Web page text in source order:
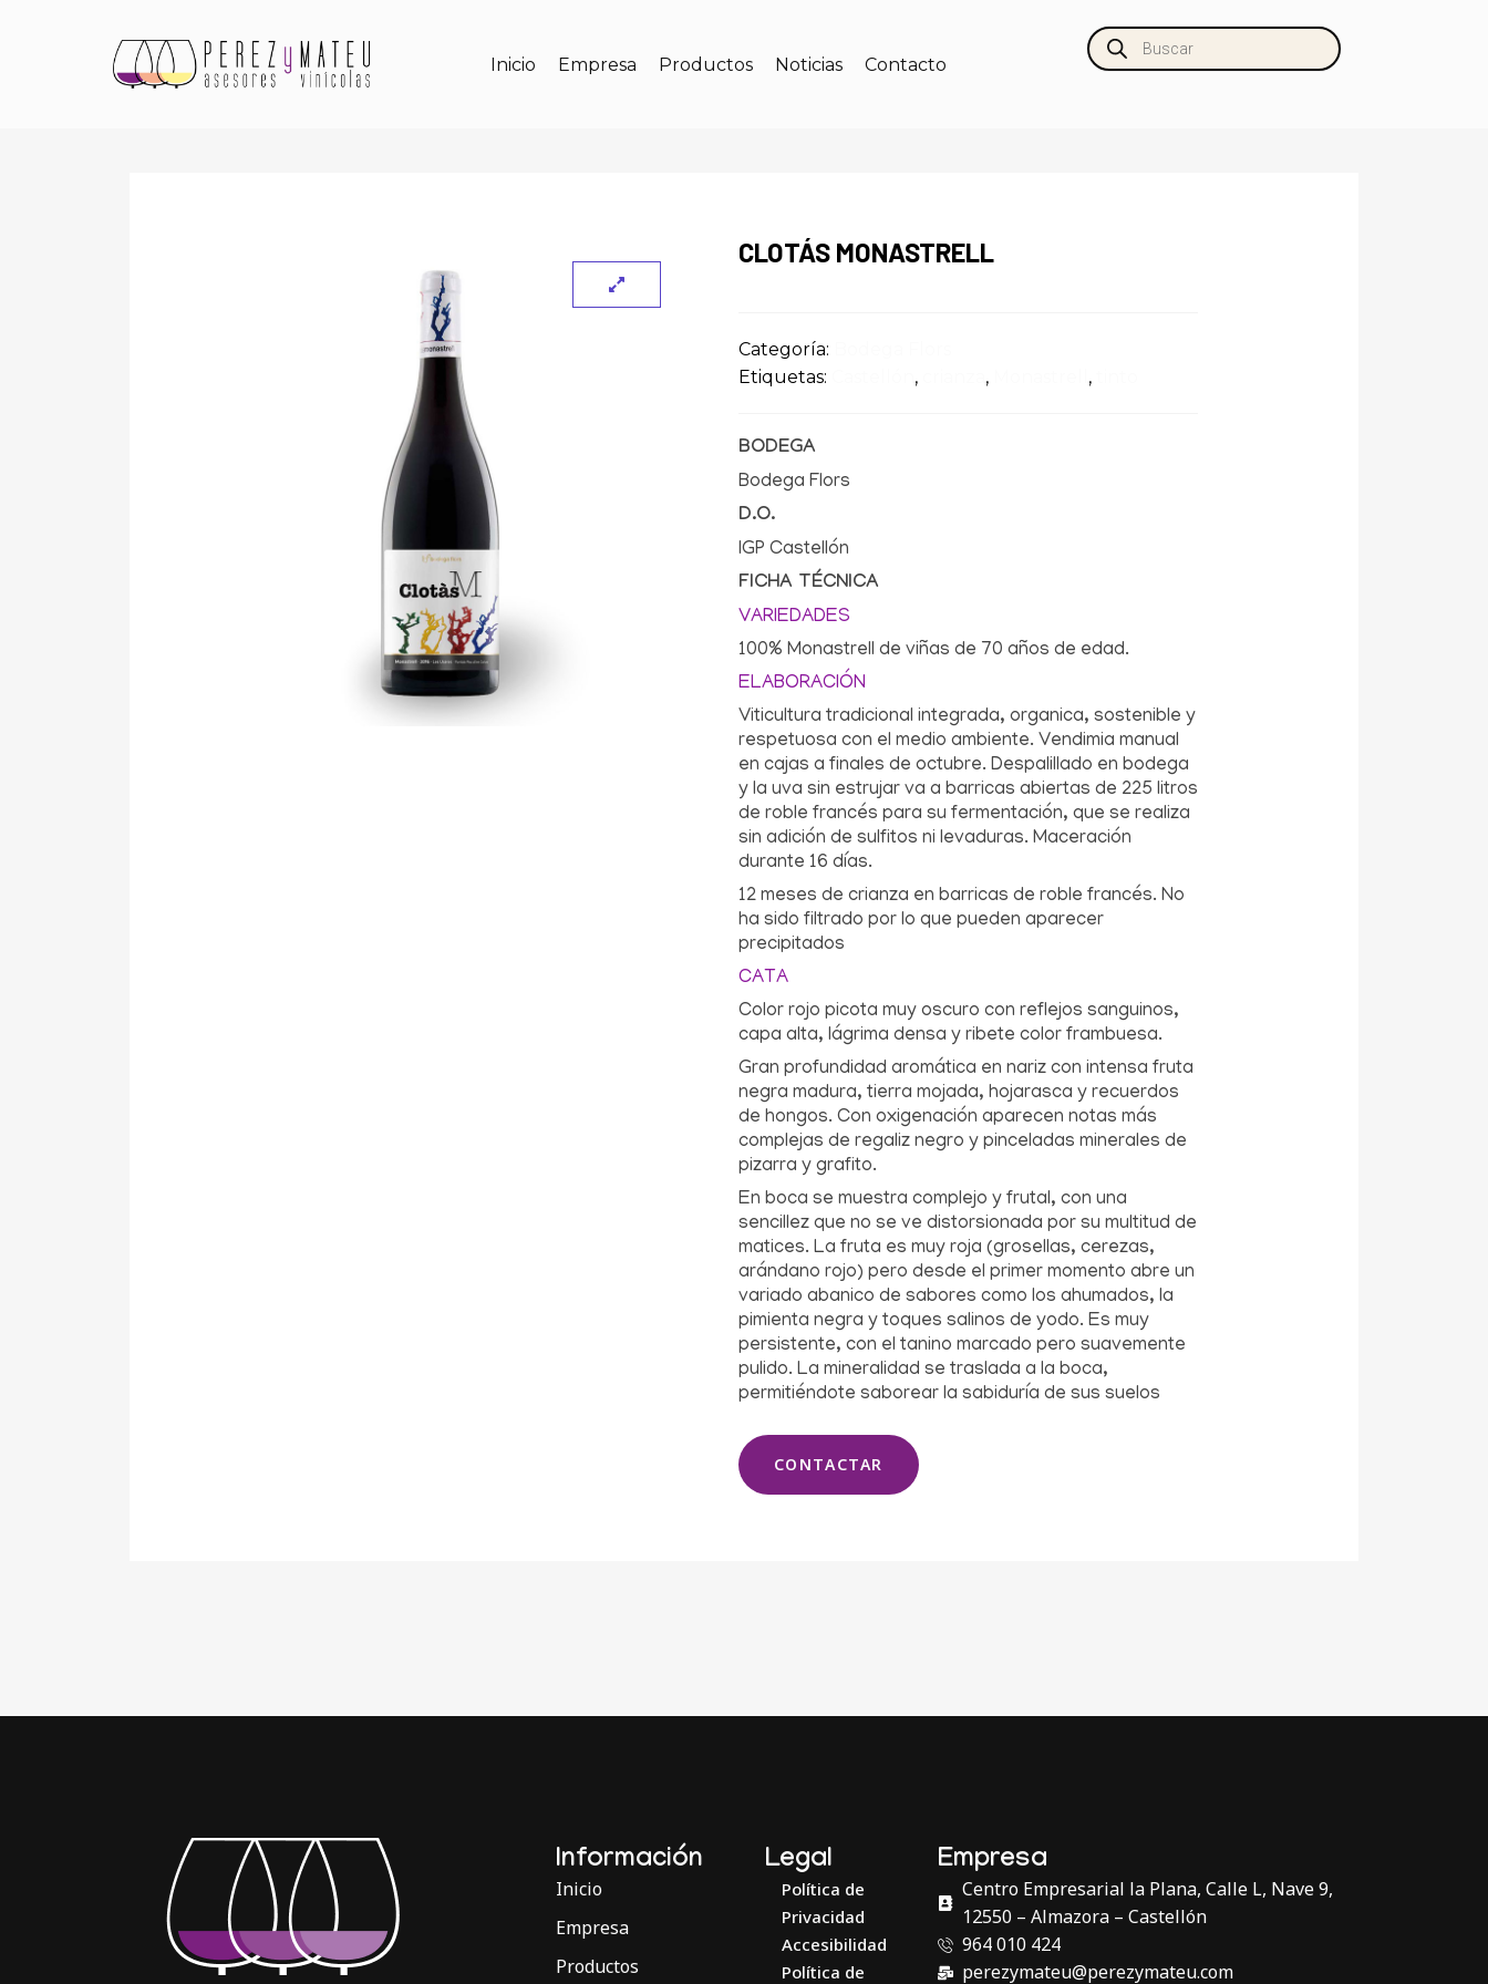
Inicio Empresa Productos Noticias Contacto
CLOTÁS MONASTRELL
Categoría:
Etiquetas:
, , ,
BODEGA
Bodega Flors
D.O.
IGP Castellón
FICHA TÉCNICA
VARIEDADES
100% Monastrell de viñas de 70 años de edad.
ELABORACIÓN
Viticultura tradicional integrada, organica, sostenible y
respetuosa con el medio ambiente. Vendimia manual
en cajas a finales de octubre. Despalillado en bodega
y la uva sin estrujar va a barricas abiertas de 225 litros
de roble francés para su fermentación, que se realiza
sin adición de sulfitos ni levaduras. Maceración
durante 16 días.
12 meses de crianza en barricas de roble francés. No
ha sido filtrado por lo que pueden aparecer
precipitados
CATA
Color rojo picota muy oscuro con reflejos sanguinos,
capa alta, lágrima densa y ribete color frambuesa.
Gran profundidad aromática en nariz con intensa fruta
negra madura, tierra mojada, hojarasca y recuerdos
de hongos. Con oxigenación aparecen notas más
complejas de regaliz negro y pinceladas minerales de
pizarra y grafito.
En boca se muestra complejo y frutal, con una
sencillez que no se ve distorsionada por su multitud de
matices. La fruta es muy roja (grosellas, cerezas,
arándano rojo) pero desde el primer momento abre un
variado abanico de sabores como los ahumados, la
pimienta negra y toques salinos de yodo. Es muy
persistente, con el tanino marcado pero suavemente
pulido. La mineralidad se traslada a la boca,
permitiéndote saborear la sabiduría de sus suelos
CONTACTAR
Información
Inicio
Empresa
Productos
Legal
Política de
Privacidad
Accesibilidad
Política de
Empresa
Centro Empresarial la Plana, Calle L, Nave 9,
12550 – Almazora – Castellón
964 010 424
perezymateu@perezymateu.com